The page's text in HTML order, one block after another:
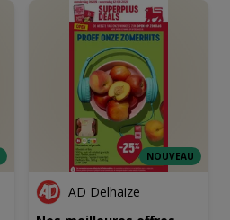
NOUVEAU
AD Delhaize